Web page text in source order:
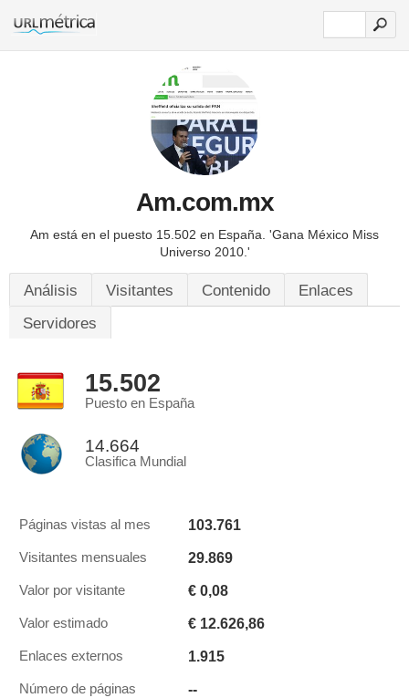
Am.com.mx
Am está en el puesto 15.502 en España. 'Gana México Miss
Universo 2010.'
Análisis Visitantes Contenido
Enlaces
Servidores
15.502
Puesto en España
14.664
Clasifica Mundial
Páginas vistas al mes 103.761
Visitantes mensuales 29.869
Valor por visitante € 0,08
Valor estimado € 12.626,86
Enlaces externos 1.915
Número de páginas --